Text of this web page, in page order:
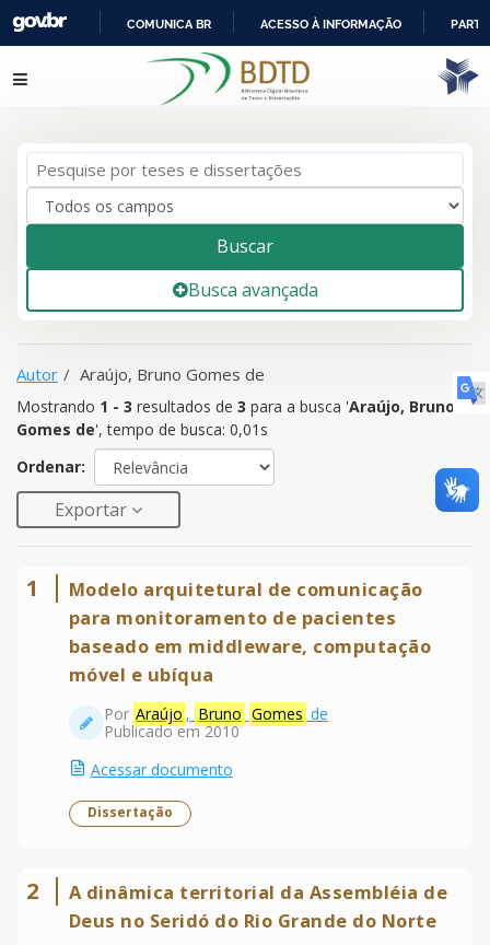
IR
PARA
COMUNICA BR ACESSO À INFORMAÇÃO
resultados de 3para a busca '
Araújo, Bruno
Gomes de
Pular para o conteúdo
Buscar
Busca avançada
Autor Araújo, Bruno Gomes de
Mostrando 1 - 3 resultados de 3 para a busca 'Araújo, Bruno
Gomes de', tempo de busca: 0,01s
Ordenar:
Exportar
1
Modelo arquitetural de comunicação
para monitoramento de pacientes
baseado em middleware, computação
móvel e ubíqua
Por Araújo , Bruno Gomes de
Publicado em 2010
Acessar documento
Dissertação
2
A dinâmica territorial da Assembléia de
Deus no Seridó do Rio Grande do Norte